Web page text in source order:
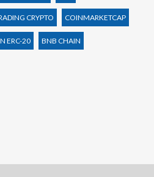
CRYPTO COINMARKETCAP
ERC-20 BNB CHAIN